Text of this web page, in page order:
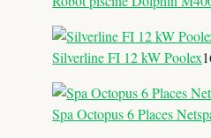
Silverline FI 12 kW Poolex
Spa Octopus 6 Places